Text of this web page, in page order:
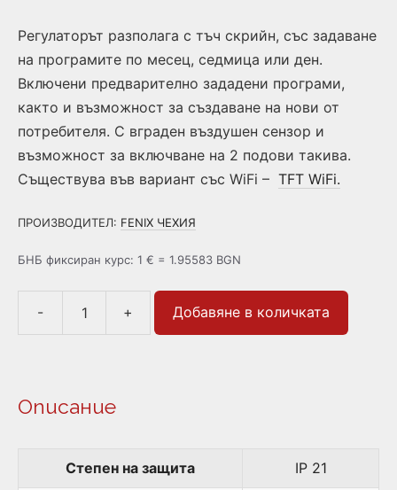
Регулаторът разполага с тъч скрийн, със задаване
на програмите по месец, седмица или ден.
Включени предварително зададени програми,
както и възможност за създаване на нови от
потребителя. С вграден въздушен сензор и
възможност за включване на 2 подови такива.
Съществува във вариант със WiFi – TFT WiFi.
ПРОИЗВОДИТЕЛ: FENIX ЧЕХИЯ
БНБ фиксиран курс: 1 € = 1.95583 BGN
-
количество
+ Добавяне в количката
Описание
Степен на защита IP 21